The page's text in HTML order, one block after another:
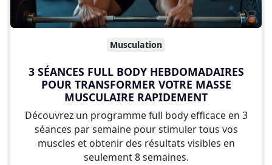
Musculation
3 SÉANCES FULL BODY HEBDOMADAIRES
POUR TRANSFORMER VOTRE MASSE
MUSCULAIRE RAPIDEMENT
Découvrez un programme full body efficace en 3
séances par semaine pour stimuler tous vos
muscles et obtenir des résultats visibles en
seulement 8 semaines.